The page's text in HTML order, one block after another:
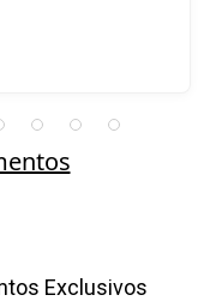
Exclusivos